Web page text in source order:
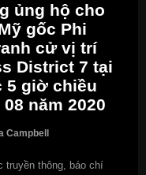
ủng hộ cho
gốc Phi
cử vị trí
District 7 tại
5 giờ chiều
năm 2020
Campbell
truyền thông, báo chí